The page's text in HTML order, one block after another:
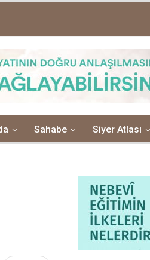
Sahabe Siyer Atlası